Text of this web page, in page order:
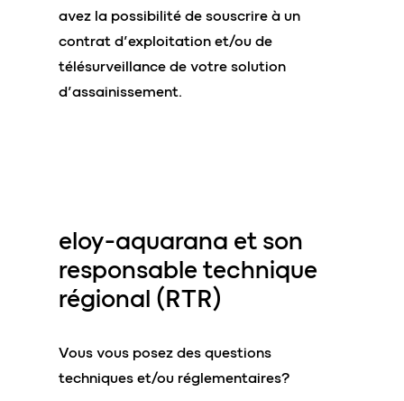
avez la possibilité de souscrire à un
contrat d’exploitation et/ou de
télésurveillance de votre solution
d’assainissement.
eloy-aquarana et son
responsable technique
régional (RTR)
Vous vous posez des questions
techniques et/ou réglementaires?